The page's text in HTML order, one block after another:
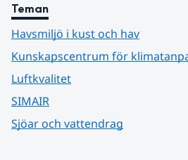
Teman
Havsmiljö i kust och hav
Kunskapscentrum för
Luftkvalitet
SIMAIR
Sjöar och vattendrag